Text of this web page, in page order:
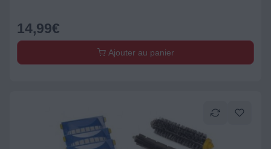
14,99€
Ajouter au panier